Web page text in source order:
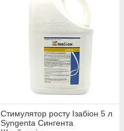
Стимулятор росту Ізабіон 5 л
Syngenta Сингента